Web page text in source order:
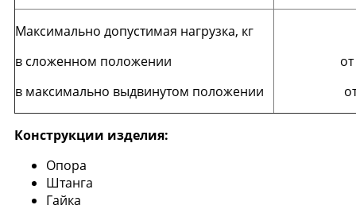
Максимально допустимая нагрузка, кг
в сложенном положении
в максимально выдвинутом положении
Конструкции изделия:
Опора
Штанга
Гайка